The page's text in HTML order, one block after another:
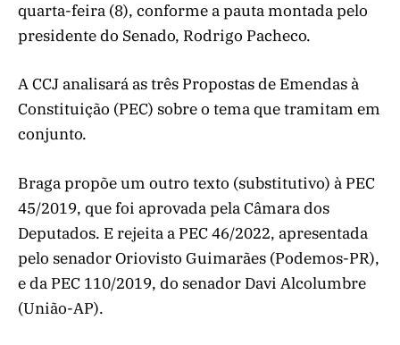
quarta-feira (8), conforme a pauta montada pelo
presidente do Senado, Rodrigo Pacheco.
A CCJ analisará as três Propostas de Emendas à
Constituição (PEC) sobre o tema que tramitam em
conjunto.
Braga propõe um outro texto (substitutivo) à PEC
45/2019, que foi aprovada pela Câmara dos
Deputados. E rejeita a PEC 46/2022, apresentada
pelo senador Oriovisto Guimarães (Podemos-PR),
e da PEC 110/2019, do senador Davi Alcolumbre
(União-AP).